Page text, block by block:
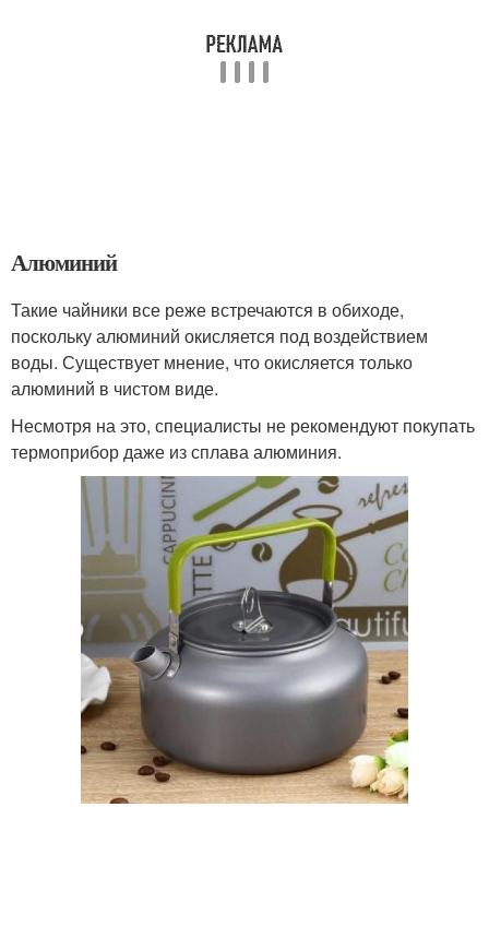
Алюминий
Такие чайники все реже встречаются в обиходе,
поскольку алюминий окисляется под воздействием
воды. Существует мнение, что окисляется только
алюминий в чистом виде.
Несмотря на это, специалисты не рекомендуют покупать
термоприбор даже из сплава алюминия.